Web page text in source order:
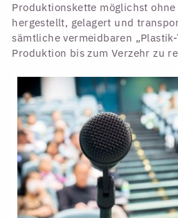
Produktionskette möglichst
hergestellt, gelagert und
sämtliche vermeidbaren
Produktion bis zum Verzehr zu